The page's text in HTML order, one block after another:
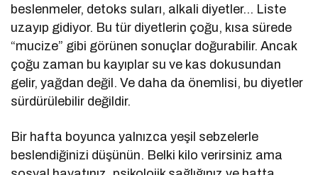
beslenmeler, detoks suları, alkali diyetler… Liste
uzayıp gidiyor. Bu tür diyetlerin çoğu, kısa sürede
“mucize” gibi görünen sonuçlar doğurabilir. Ancak
çoğu zaman bu kayıplar su ve kas dokusundan
gelir, yağdan değil. Ve daha da önemlisi, bu diyetler
sürdürülebilir değildir.
Bir hafta boyunca yalnızca yeşil sebzelerle
beslendiğinizi düşünün. Belki kilo verirsiniz ama